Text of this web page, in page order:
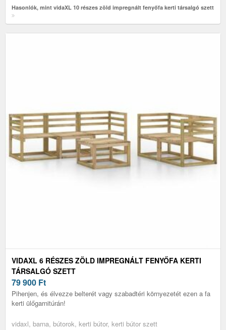
Hasonlók, mint vidaXL 10 részes zöld impregnált fenyőfa kerti társalgó szett
VIDAXL 6 RÉSZES ZÖLD IMPREGNÁLT FENYŐFA KERTI
TÁRSALGÓ SZETT
79 900 Ft
Pihenjen, és élvezze belterét vagy szabadtéri környezetét ezen a fa
kerti ülőgarnitúrán!
vidaxl, barna, bútorok, kerti bútor, kerti bútor szett